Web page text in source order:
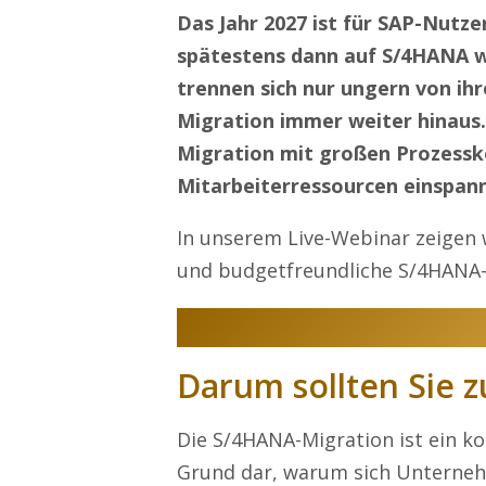
Das Jahr 2027 ist für SAP-
spätestens dann auf S/4HANA
trennen sich nur ungern von
Migration immer weiter
Migration mit großen
Mitarbeiterressourcen
In unserem Live-Webinar
und budgetfreundliche S/
Darum sollten Sie
Die S/4HANA-Migration ist ein
Grund dar, warum sich